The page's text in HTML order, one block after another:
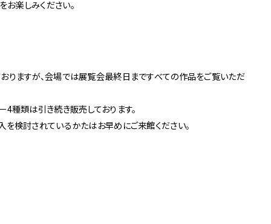
楽しみください。
りますが、会場では展覧会最終日まですべての作品をご覧いただ
4種類は引き続き販売しております。
を検討されているかたはお早めにご来館ください。